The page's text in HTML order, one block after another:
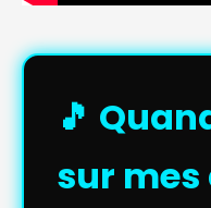
🎵
sur